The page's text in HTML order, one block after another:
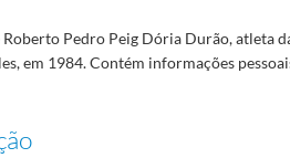
Pedro Peig Dória Durão, atleta
em 1984. Contém informações